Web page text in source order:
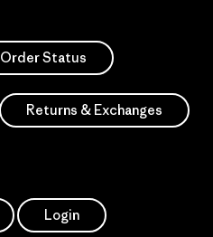
Order Status
Returns & Exchanges
Login